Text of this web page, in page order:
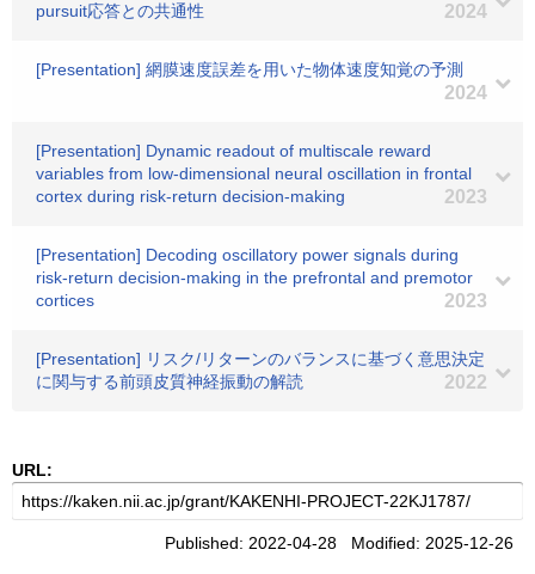
pursuit応答との共通性
2024
[Presentation] 網膜速度誤差を用いた物体速度知覚の予測
2024
[Presentation] Dynamic readout of multiscale reward
variables from low-dimensional neural oscillation in frontal
cortex during risk-return decision-making
2023
[Presentation] Decoding oscillatory power signals during
risk-return decision-making in the prefrontal and premotor
cortices
2023
[Presentation] リスク/リターンのバランスに基づく意思決定
に関与する前頭皮質神経振動の解読
2022
URL:
Published: 2022-04-28 Modified: 2025-12-26